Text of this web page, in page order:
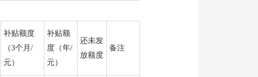
补贴额度
（3个月/
元）
补贴额
度（年/
元）
还未发
放额度
备注